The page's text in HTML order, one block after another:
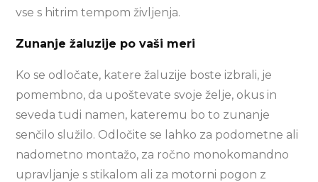
vse s hitrim tempom življenja.
Zunanje žaluzije po vaši meri
Ko se odločate, katere žaluzije boste izbrali, je
pomembno, da upoštevate svoje želje, okus in
seveda tudi namen, kateremu bo to zunanje
senčilo služilo. Odločite se lahko za podometne ali
nadometno montažo, za ročno monokomandno
upravljanje s stikalom ali za motorni pogon z